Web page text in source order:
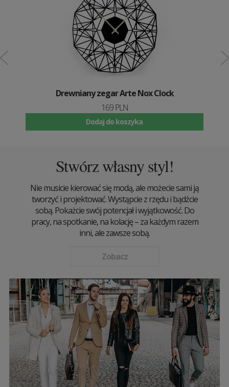
Drewniany zegar Arte Nox Clock
169 PLN
Dodaj do koszyka
Stwórz własny styl!
Nie musicie kierować się modą, ale możecie sami ją
tworzyć i projektować. Wystąpcie z rzędu i bądźcie
sobą. Pokażcie swój potencjał i wyjątkowość. Do
pracy, na spotkanie, na kolację – za każdym razem
inni, ale zawsze sobą.
Zobacz